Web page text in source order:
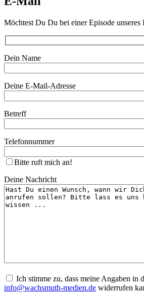
Möchtest Du Du bei einer Episode
Dein Name
Deine E-Mail-Adresse
Betreff
Telefonnummer
Bitte ruft mich an!
Deine Nachricht
Ich stimme zu, dass meine Angaben
info@wachsmuth-medien.de widerrufen